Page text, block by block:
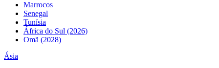
Marrocos
Senegal
Tunísia
África do Sul (2026)
Omã (2028)
Ásia